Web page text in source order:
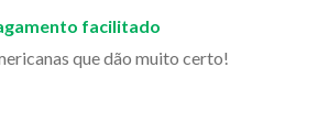
facilitado
que dão muito certo!